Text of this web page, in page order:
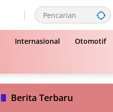
Internasional Otomotif
Berita Terbaru